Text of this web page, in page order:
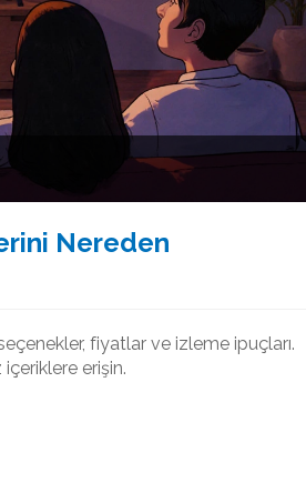
Nereden
fiyatlar ve izleme ipuçları.
erişin.